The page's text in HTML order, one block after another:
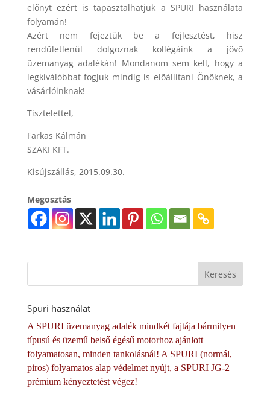
elõnyt ezért is tapasztalhatjuk a SPURI használata
folyamán!
Azért nem fejeztük be a fejlesztést, hisz
rendületlenül dolgoznak kollégáink a jövõ
üzemanyag adalékán! Mondanom sem kell, hogy a
legkiválóbbat fogjuk mindig is elõállítani Önöknek, a
vásárlóinknak!
Tisztelettel,
Farkas Kálmán
SZAKI KFT.
Kisújszállás, 2015.09.30.
Megosztás
Spuri használat
A SPURI üzemanyag adalék mindkét fajtája bármilyen
típusú és üzemű belső égésű motorhoz ajánlott
folyamatosan, minden tankolásnál! A SPURI (normál,
piros) folyamatos alap védelmet nyújt, a SPURI JG-2
prémium kényeztetést végez!